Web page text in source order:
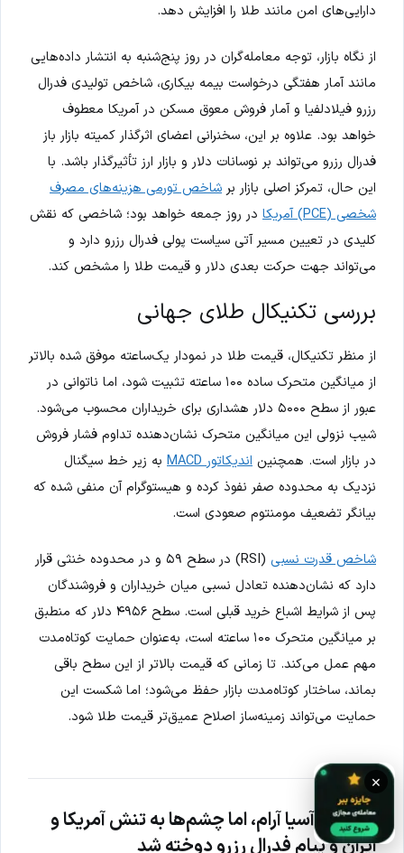
دارایی‌های امن مانند طلا را افزایش دهد.
از نگاه بازار، توجه معامله‌گران در روز پنج‌شنبه به انتشار داده‌هایی
مانند آمار هفتگی درخواست بیمه بیکاری، شاخص تولیدی فدرال
رزرو فیلادلفیا و آمار فروش معوق مسکن در آمریکا معطوف
خواهد بود. علاوه بر این، سخنرانی اعضای اثرگذار کمیته بازار باز
فدرال رزرو می‌تواند بر نوسانات دلار و بازار ارز تأثیرگذار باشد. با
این حال، تمرکز اصلی بازار بر شاخص تورمی هزینه‌های مصرف
شخصی (PCE) آمریکا
در روز جمعه خواهد بود؛ شاخصی که نقش
کلیدی در تعیین مسیر آتی سیاست پولی فدرال رزرو دارد و
می‌تواند جهت حرکت بعدی دلار و قیمت طلا را مشخص کند.
بررسی تکنیکال طلای جهانی
از منظر تکنیکال، قیمت طلا در نمودار یک‌ساعته موفق شده بالاتر
از میانگین متحرک ساده ۱۰۰ ساعته تثبیت شود، اما ناتوانی در
عبور از سطح ۵۰۰۰ دلار هشداری برای خریداران محسوب می‌شود.
شیب نزولی این میانگین متحرک نشان‌دهنده تداوم فشار فروش
در بازار است. همچنین اندیکاتور MACD
به زیر خط سیگنال
نزدیک به محدوده صفر نفوذ کرده و هیستوگرام آن منفی شده که
بیانگر تضعیف مومنتوم صعودی است.
شاخص قدرت نسبی
(RSI) در سطح ۵۹ و در محدوده خنثی قرار
دارد که نشان‌دهنده تعادل نسبی میان خریداران و فروشندگان
پس از شرایط اشباع خرید قبلی است. سطح ۴۹۵۶ دلار که منطبق
بر میانگین متحرک ۱۰۰ ساعته است، به‌عنوان حمایت کوتاه‌مدت
مهم عمل می‌کند. تا زمانی که قیمت بالاتر از این سطح باقی
بماند، ساختار کوتاه‌مدت بازار حفظ می‌شود؛ اما شکست این
حمایت می‌تواند زمینه‌ساز اصلاح عمیق‌تر قیمت طلا شود.
بازارهای آسیا آرام، اما چشم‌ها به تنش آمریکا و
ایران و پیام فدرال رزرو دوخته شد
×